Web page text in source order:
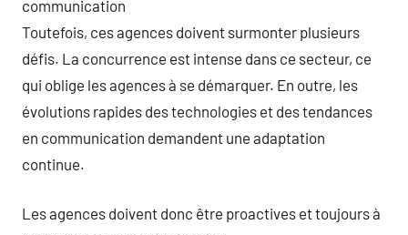
communication
Toutefois, ces agences doivent surmonter plusieurs
défis. La concurrence est intense dans ce secteur, ce
qui oblige les agences à se démarquer. En outre, les
évolutions rapides des technologies et des tendances
en communication demandent une adaptation
continue.
Les agences doivent donc être proactives et toujours à